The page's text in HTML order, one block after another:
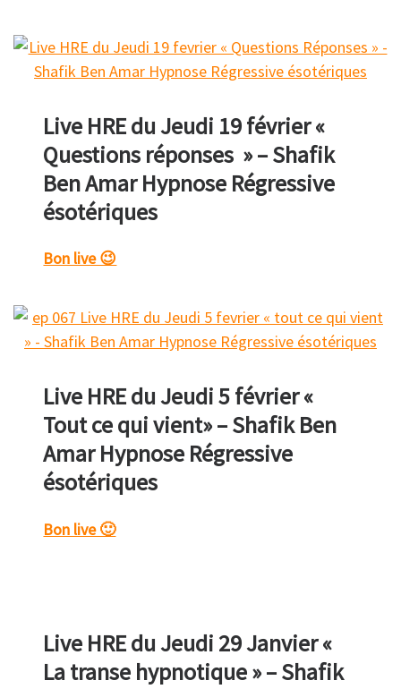
Live HRE du Jeudi 19 février «
Questions réponses » – Shafik
Ben Amar Hypnose Régressive
ésotériques
Bon live 😉
Live HRE du Jeudi 5 février «
Tout ce qui vient» – Shafik Ben
Amar Hypnose Régressive
ésotériques
Bon live 🙂
Live HRE du Jeudi 29 Janvier «
La transe hypnotique » – Shafik